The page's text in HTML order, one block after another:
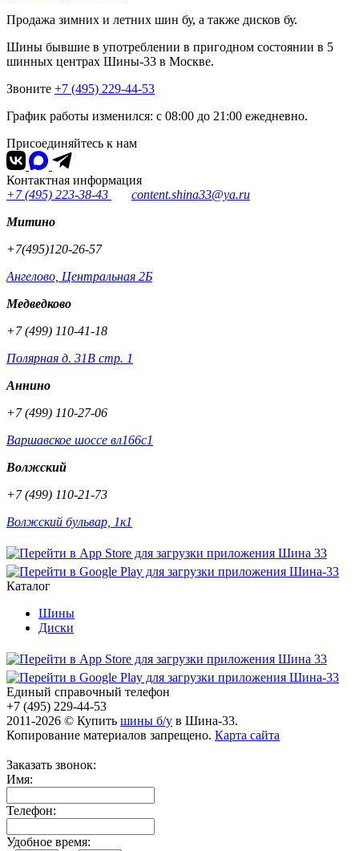
Продажа зимних и летних шин бу, а также дисков бу.
Шины бывшие в употреблении в пригодном состоянии в 5
шинных центрах Шины-33 в Москве.
Звоните +7 (495) 229-44-53
График работы изменился: с 08:00 до 21:00 ежедневно.
Присоединяйтесь к нам
Контактная информация
+7 (495) 223-38-43
content.shina33@ya.ru
Митино
+7(495)120-26-57
Ангелово, Центральная 2Б
Медведково
+7 (499) 110-41-18
Полярная д. 31В стр. 1
Аннино
+7 (499) 110-27-06
Варшавское шоссе вл166с1
Волжский
+7 (499) 110-21-73
Волжский бульвар, 1к1
Каталог
Шины
Диски
Единый справочный телефон
+7 (495) 229-44-53
2011-2026 © Купить шины б/у в Шина-33.
Копирование материалов запрещено. Карта сайта
Заказать звонок:
Имя:
Телефон:
Удобное время: